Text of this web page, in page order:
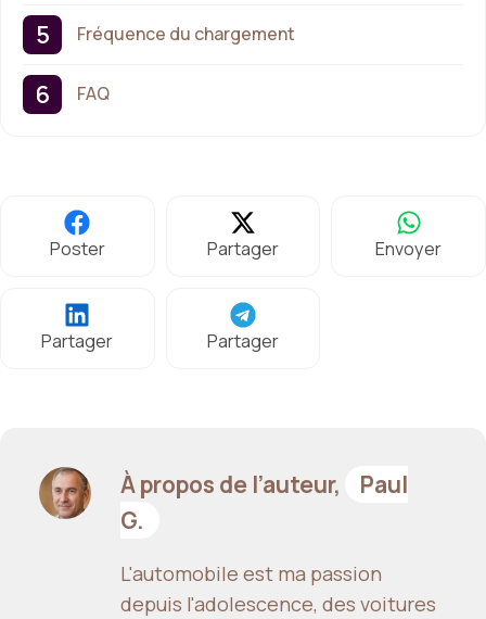
Fréquence du chargement
FAQ
Poster Partager Envoyer
Partager Partager
À propos de l’auteur,
Paul
G.
L'automobile est ma passion
depuis l'adolescence, des voitures